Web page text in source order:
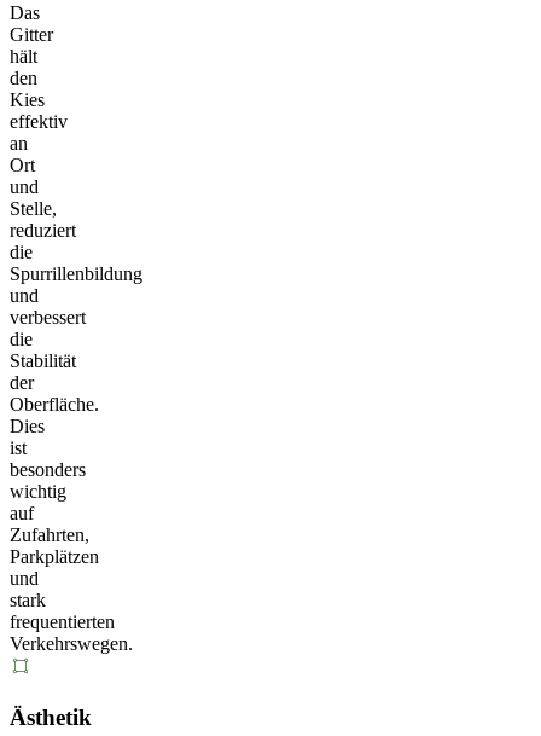
Das
Gitter
hält
den
Kies
effektiv
an
Ort
und
Stelle,
reduziert
die
Spurrillenbildung
und
verbessert
die
Stabilität
der
Oberfläche.
Dies
ist
besonders
wichtig
auf
Zufahrten,
Parkplätzen
und
stark
frequentierten
Verkehrswegen.
Ästhetik